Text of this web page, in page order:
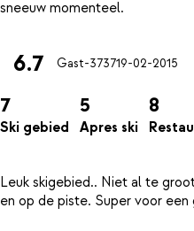
6.7 Gast-373719-02-2015
7
Ski gebied
5
Apres ski
8
Leuk skigebied.. Niet al te